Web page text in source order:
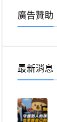
廣告贊助
最新消息